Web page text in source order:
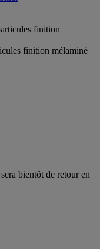
finition
finition mélaminé
bientôt de retour en